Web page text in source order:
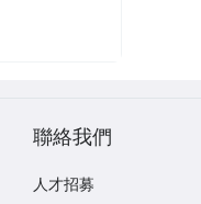
聯絡我們
人才招募